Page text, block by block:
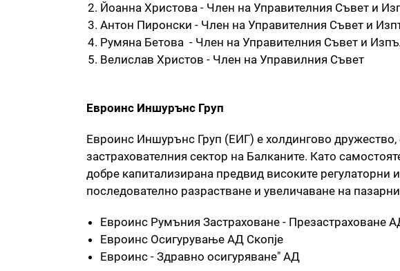
Йоанна Христова - Член на Управителния Съвет и
Антон Пиронски - Член на Управителния Съвет и
Румяна Бетова - Член на Управителния Съвет и
Велислав Христов - Член на Управилния Съвет
Евроинс Иншурънс Груп
Евроинс Иншурънс Груп (ЕИГ) е холдингово
застрахователния сектор на Балканите. Като
добре капитализирана предвид високите регулаторни
последователно разрастване и увеличаване на
Евроинс Румъния Застраховане - Презастраховане
Евроинс Осигурување АД Скопје
Евроинс - Здравно осигуряване" АД